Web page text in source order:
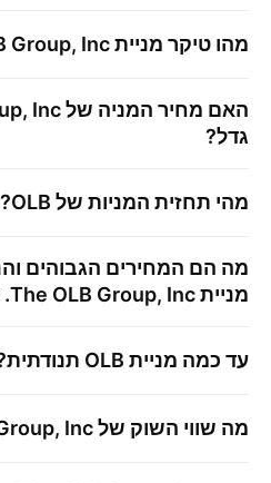
מהו טיקר מנייתGroup, Inc.
האם מחיר המניה שלInc.
גדל?
מהי תחזית המניות של OLB
?
מה הם המחירים הגבוהים
מנייתThe OLB Group, Inc.
עד כמה מניית OLB
מה שווי השוק שלInc.